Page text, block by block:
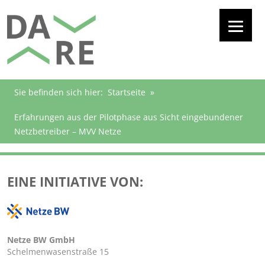
Sie befinden sich hier: Startseite »
Erfahrungen aus der Pilotphase aus Sicht eingebundener
Netzbetreiber – MVV Netze
EINE INITIATIVE VON:
Netze BW GmbH
Schelmenwasenstraße 15